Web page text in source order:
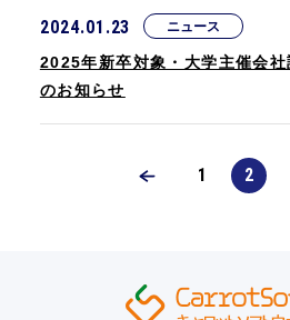
2024.01.23 ニュース
2025年新卒対象・大学主催会
のお知らせ
1 2